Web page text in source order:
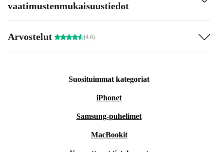
vaatimustenmukaisuustiedot
Arvostelut (4.6)
Suosituimmat kategoriat
iPhonet
Samsung-puhelimet
MacBookit